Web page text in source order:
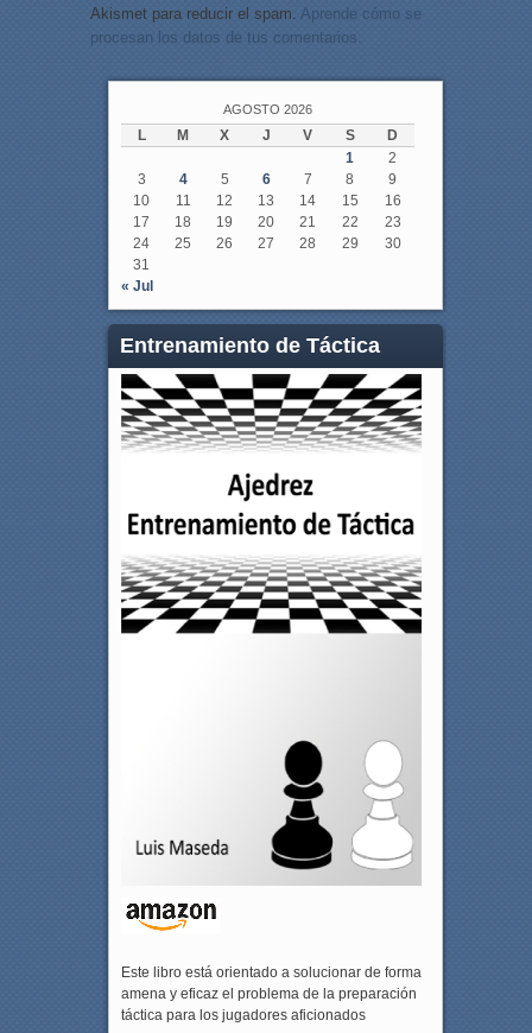
Akismet para reducir el spam. Aprende cómo se
procesan los datos de tus comentarios.
AGOSTO 2026
L M X J V S
D
1
2
3
4 5 6 7 8
9
10
11 12 13 14 15
16
17
18 19 20 21 22
23
24
25 26 27 28 29
30
31
« Jul
Entrenamiento de Táctica
Este libro está orientado a solucionar de forma
amena y eficaz el problema de la preparación
táctica para los jugadores aficionados